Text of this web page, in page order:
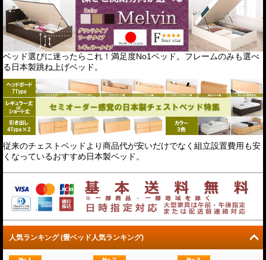
ベッド選びに迷ったらこれ！満足度No1ベッド。フレームのみも選べ
る日本製跳ね上げベッド。
従来のチェストベッドより商品代が安いだけでなく組立設置費用も安
くなっているおすすめ日本製ベッド。
人気ランキング (畳ベッド人気ランキング)